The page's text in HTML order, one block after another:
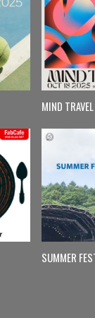
MIND TRAVEL
SUMMER